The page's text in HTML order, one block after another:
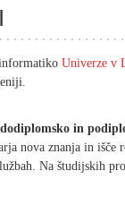
Univerze v
dodiplomsko in
nova znanja in
Na študijskih